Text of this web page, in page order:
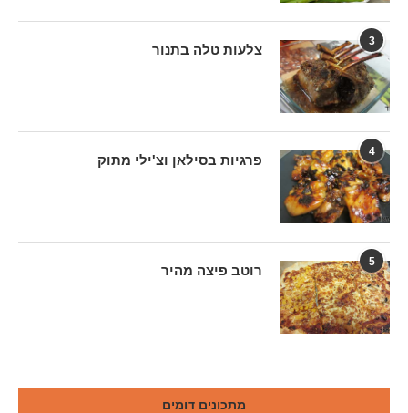
3
צלעות טלה בתנור
4
פרגיות בסילאן וצ'ילי מתוק
5
רוטב פיצה מהיר
מתכונים דומים